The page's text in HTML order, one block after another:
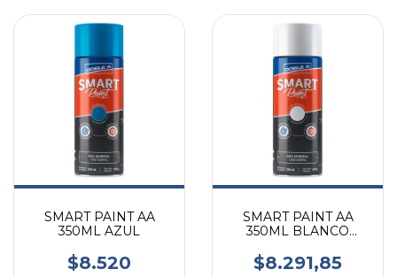
SMART PAINT AA
350ML AZUL
$8.520
SMART PAINT AA
350ML BLANCO
$8.291,85